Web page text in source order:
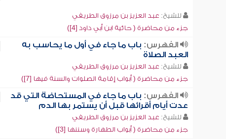
للشيخ: عبد العزيز بن مرزوق الطريفي
جزء من محاضرة ( حائية ابن أبي داود [4])
الفهرس: باب ما جاء في أول ما يحاسب به
العبد الصلاة
للشيخ: عبد العزيز بن مرزوق الطريفي
جزء من محاضرة ( أبواب إقامة الصلوات والسنة فيها [7])
الفهرس: باب ما جاء في المستحاضة التي قد
عدت أيام أقرائها قبل أن يستمر بها الدم
للشيخ: عبد العزيز بن مرزوق الطريفي
جزء من محاضرة ( أبواب الطهارة وسننها [3])